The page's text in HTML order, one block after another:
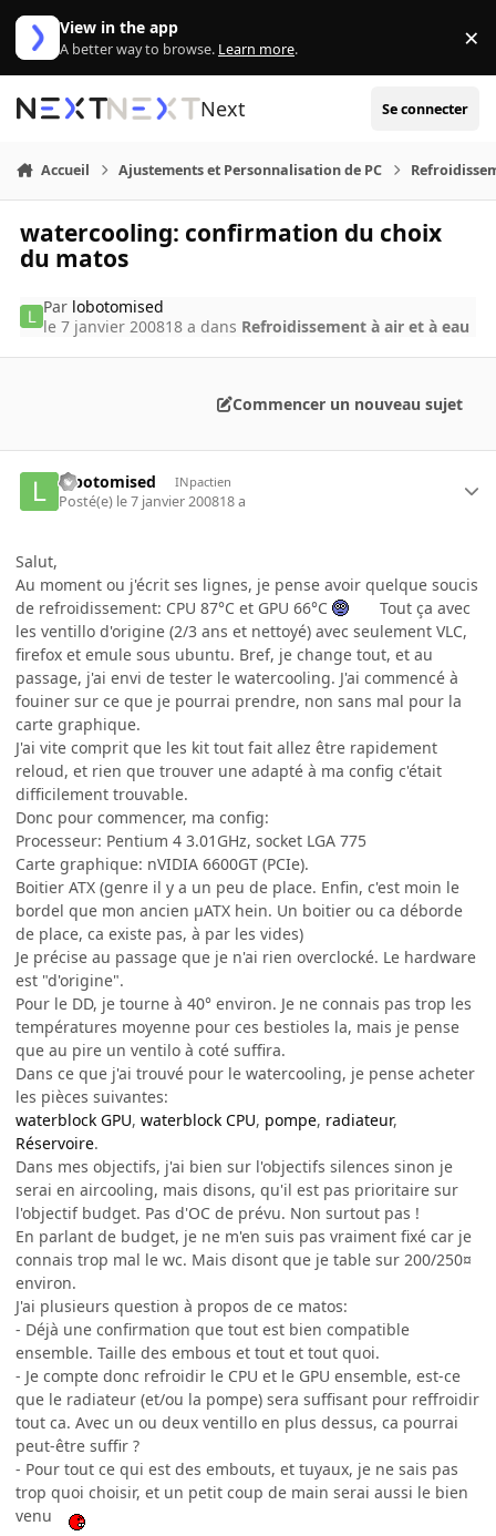
Aller au contenu
View in the app
A better way to browse. Learn more. ×
Next Se connecter
Accueil Ajustements et Personnalisation de PC
watercooling: confirmation du choix
du matos
Par lobotomised
le 7 janvier 200818 a dans Refroidissement à air et à eau
Commencer un nouveau sujet
lobotomised INpactien
Posté(e) le 7 janvier 200818 a
Salut,
Au moment ou j'écrit ses lignes, je pense avoir quelque soucis
de refroidissement: CPU 87°C et GPU 66°C
Tout ça avec
les ventillo d'origine (2/3 ans et nettoyé) avec seulement VLC,
firefox et emule sous ubuntu. Bref, je change tout, et au
passage, j'ai envi de tester le watercooling. J'ai commencé à
fouiner sur ce que je pourrai prendre, non sans mal pour la
carte graphique.
J'ai vite comprit que les kit tout fait allez être rapidement
reloud, et rien que trouver une adapté à ma config c'était
difficilement trouvable.
Donc pour commencer, ma config:
Processeur: Pentium 4 3.01GHz, socket LGA 775
Carte graphique: nVIDIA 6600GT (PCIe).
Boitier ATX (genre il y a un peu de place. Enfin, c'est moin le
bordel que mon ancien µATX hein. Un boitier ou ca déborde
de place, ca existe pas, à par les vides)
Je précise au passage que je n'ai rien overclocké. Le hardware
est "d'origine".
Pour le DD, je tourne à 40° environ. Je ne connais pas trop les
températures moyenne pour ces bestioles la, mais je pense
que au pire un ventilo à coté suffira.
Dans ce que j'ai trouvé pour le watercooling, je pense acheter
les pièces suivantes:
waterblock GPU, waterblock CPU, pompe, radiateur,
Réservoire.
Dans mes objectifs, j'ai bien sur l'objectifs silences sinon je
serai en aircooling, mais disons, qu'il est pas prioritaire sur
l'objectif budget. Pas d'OC de prévu. Non surtout pas !
En parlant de budget, je ne m'en suis pas vraiment fixé car je
connais trop mal le wc. Mais disont que je table sur 200/250¤
environ.
J'ai plusieurs question à propos de ce matos:
- Déjà une confirmation que tout est bien compatible
ensemble. Taille des embous et tout et tout quoi.
- Je compte donc refroidir le CPU et le GPU ensemble, est-ce
que le radiateur (et/ou la pompe) sera suffisant pour reffroidir
tout ca. Avec un ou deux ventillo en plus dessus, ca pourrai
peut-être suffir ?
- Pour tout ce qui est des embouts, et tuyaux, je ne sais pas
trop quoi choisir, et un petit coup de main serai aussi le bien
venu